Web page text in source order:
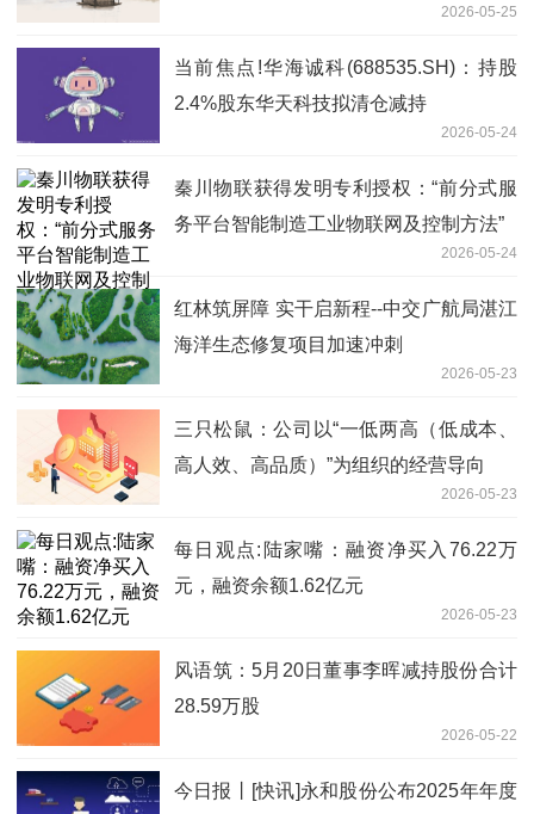
2026-05-25
当前焦点!华海诚科(688535.SH)：持股
2.4%股东华天科技拟清仓减持
2026-05-24
秦川物联获得发明专利授权：“前分式服
务平台智能制造工业物联网及控制方法”
2026-05-24
红林筑屏障 实干启新程--中交广航局湛江
海洋生态修复项目加速冲刺
2026-05-23
三只松鼠：公司以“一低两高（低成本、
高人效、高品质）”为组织的经营导向
2026-05-23
每日观点:陆家嘴：融资净买入76.22万
元，融资余额1.62亿元
2026-05-23
风语筑：5月20日董事李晖减持股份合计
28.59万股
2026-05-22
今日报丨[快讯]永和股份公布2025年年度